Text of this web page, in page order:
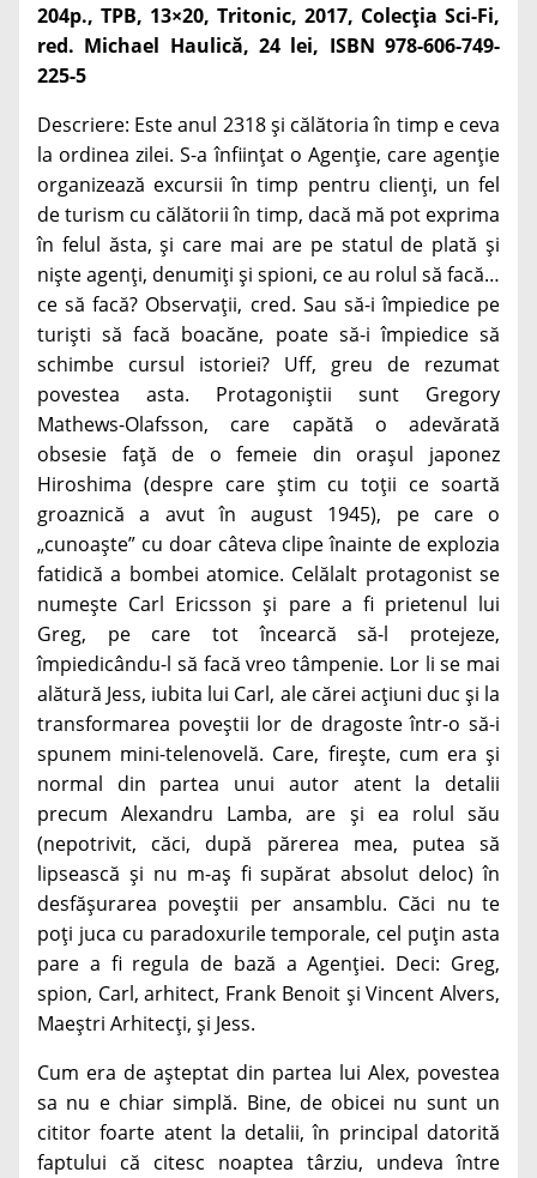
204p., TPB, 13×20, Tritonic, 2017, Colecția Sci-Fi,
red. Michael Haulică, 24 lei, ISBN 978-606-749-
225-5
Descriere: Este anul 2318 și călătoria în timp e ceva
la ordinea zilei. S-a înființat o Agenție, care agenție
organizează excursii în timp pentru clienți, un fel
de turism cu călătorii în timp, dacă mă pot exprima
în felul ăsta, și care mai are pe statul de plată și
niște agenți, denumiți și spioni, ce au rolul să facă…
ce să facă? Observații, cred. Sau să-i împiedice pe
turiști să facă boacăne, poate să-i împiedice să
schimbe cursul istoriei? Uff, greu de rezumat
povestea asta. Protagoniștii sunt Gregory
Mathews-Olafsson, care capătă o adevărată
obsesie față de o femeie din orașul japonez
Hiroshima (despre care știm cu toții ce soartă
groaznică a avut în august 1945), pe care o
„cunoaște” cu doar câteva clipe înainte de explozia
fatidică a bombei atomice. Celălalt protagonist se
numește Carl Ericsson și pare a fi prietenul lui
Greg, pe care tot încearcă să-l protejeze,
împiedicându-l să facă vreo tâmpenie. Lor li se mai
alătură Jess, iubita lui Carl, ale cărei acțiuni duc și la
transformarea poveștii lor de dragoste într-o să-i
spunem mini-telenovelă. Care, firește, cum era și
normal din partea unui autor atent la detalii
precum Alexandru Lamba, are și ea rolul său
(nepotrivit, căci, după părerea mea, putea să
lipsească și nu m-aș fi supărat absolut deloc) în
desfășurarea poveștii per ansamblu. Căci nu te
poți juca cu paradoxurile temporale, cel puțin asta
pare a fi regula de bază a Agenției. Deci: Greg,
spion, Carl, arhitect, Frank Benoit și Vincent Alvers,
Maeștri Arhitecți, și Jess.
Cum era de așteptat din partea lui Alex, povestea
sa nu e chiar simplă. Bine, de obicei nu sunt un
cititor foarte atent la detalii, în principal datorită
faptului că citesc noaptea târziu, undeva între